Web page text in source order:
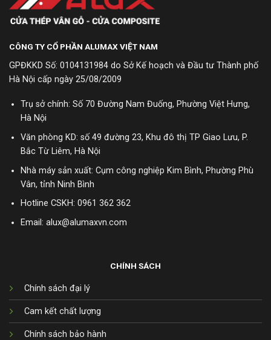
CÔNG TY CỔ PHẦN ALUMAX VIỆT NAM
GPĐKKD Số: 0104131984 do Sở Kế hoạch và Đầu tư Thành phố
Hà Nội cấp ngày 25/08/2009
Trụ sở chính: Số 70 Đường Nam Đuống, Phường Việt Hưng,
Hà Nội
Văn phòng KD: số 49 đường 23, Khu đô thị TP Giao Lưu, P.
Bắc Từ Liêm, Hà Nội
Nhà máy sản xuất: Cụm công nghiệp Kim Bình, Phường Phù
Vân, tỉnh Ninh Bình
Hotline CSKH: 0961 362 362
Email: alux@alumaxvn.com
CHÍNH SÁCH
Chính sách đại lý
Cam kết chất lượng
Chính sách bảo hành